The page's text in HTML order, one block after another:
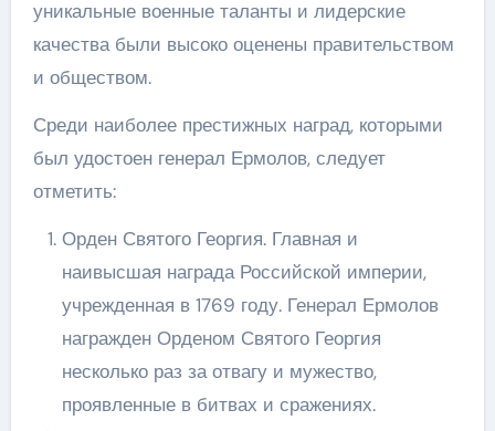
уникальные военные таланты и лидерские
качества были высоко оценены правительством
и обществом.
Среди наиболее престижных наград, которыми
был удостоен генерал Ермолов, следует
отметить:
Орден Святого Георгия. Главная и
наивысшая награда Российской империи,
учрежденная в 1769 году. Генерал Ермолов
награжден Орденом Святого Георгия
несколько раз за отвагу и мужество,
проявленные в битвах и сражениях.